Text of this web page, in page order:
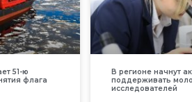
51-ю
флага
В регионе начнут
поддерживать
исследователей